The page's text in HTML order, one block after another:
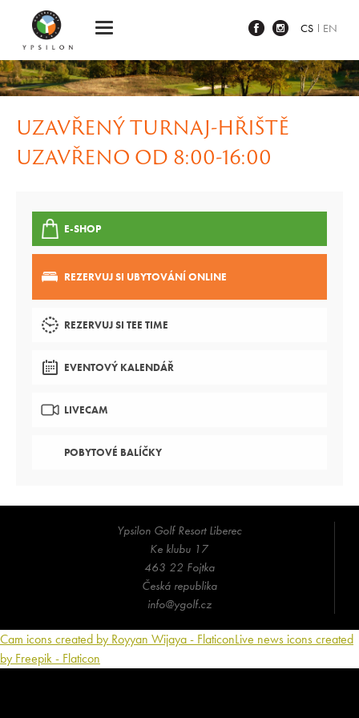
CS EN
UZAVŘENÝ TURNAJ-HŘIŠTĚ
UZAVŘENO OD 8:00-16:00
E-SHOP
REZERVUJ SI UBYTOVÁNÍ ONLINE
REZERVUJ SI TEE TIME
EVENTOVÝ KALENDÁŘ
LIVECAM
POBYTOVÉ BALÍČKY
Ypsilon Golf Resort Liberec
Ke klubu 17
463 22 Fojtka
Česká republika
info@ygolf.cz
Cam icons created by Royyan Wijaya - FlaticonLive news icons created
by Freepik - Flaticon